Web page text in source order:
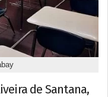
de Santana,